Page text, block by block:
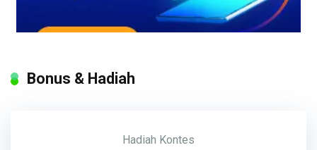
Bonus & Hadiah
Hadiah Kontes